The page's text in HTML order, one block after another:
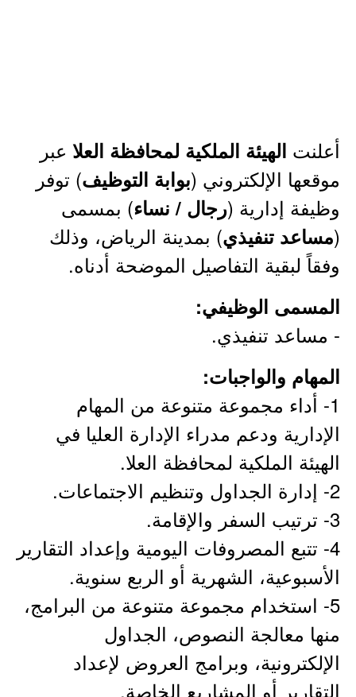
أعلنت الهيئة الملكية لمحافظة العلا عبر
موقعها الإلكتروني (بوابة التوظيف) توفر
وظيفة إدارية (رجال / نساء) بمسمى
(مساعد تنفيذي) بمدينة الرياض، وذلك
وفقاً لبقية التفاصيل الموضحة أدناه.
المسمى الوظيفي:
- مساعد تنفيذي.
المهام والواجبات:
1- أداء مجموعة متنوعة من المهام
الإدارية ودعم مدراء الإدارة العليا في
الهيئة الملكية لمحافظة العلا.
2- إدارة الجداول وتنظيم الاجتماعات.
3- ترتيب السفر والإقامة.
4- تتبع المصروفات اليومية وإعداد التقارير
الأسبوعية، الشهرية أو الربع سنوية.
5- استخدام مجموعة متنوعة من البرامج،
منها معالجة النصوص، الجداول
الإلكترونية، وبرامج العروض لإعداد
التقارير أو المشاريع الخاصة.